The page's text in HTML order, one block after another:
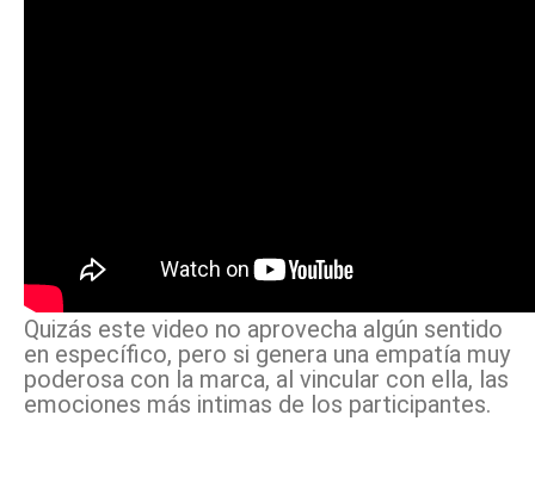
Quizás este video no aprovecha algún sentido
en específico, pero si genera una empatía muy
poderosa con la marca, al vincular con ella, las
emociones más intimas de los participantes.